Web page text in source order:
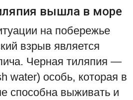
вышла в море
на побережье
взрыв является
Черная тиляпия —
water) особь, которая в
способна выживать и